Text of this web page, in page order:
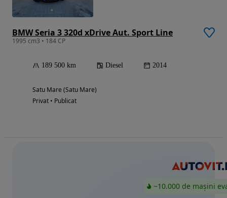
BMW Seria 3 320d xDrive Aut. Sport Line
1995 cm3 • 184 CP
189 500 km Diesel 2014
Satu Mare (Satu Mare)
Privat • Publicat
~10.000 de mașini